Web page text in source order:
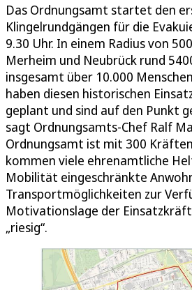
Das Ordnungsamt startet den
Klingelrundgängen für die
9.30 Uhr. In einem Radius von
Merheim und Neubrück rund
insgesamt über 10.000
haben diesen historischen
geplant und sind auf den Punkt
sagt Ordnungsamts-Chef Ralf
Ordnungsamt ist mit 300
kommen viele ehrenamtliche
Mobilität eingeschränkte
Transportmöglichkeiten zur
Motivationslage der
„riesig“.